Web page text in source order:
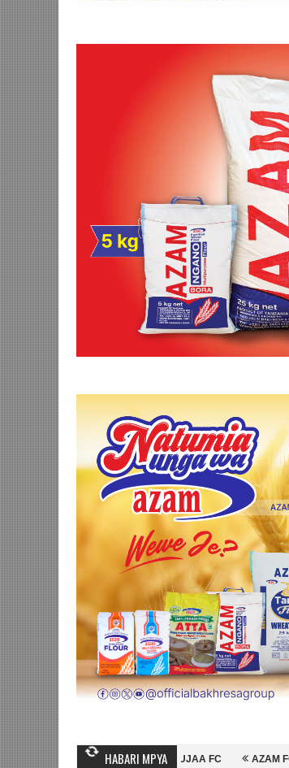
HABARI MPYA
WA MASHUJAA FC AZAM FC YASAJILI WINGA